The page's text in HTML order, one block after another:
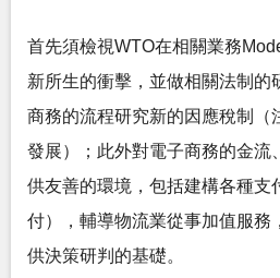
首先須檢視WTO在相關業務
新所生的衝擊，並做相關法制的
商務的流程研究新的因應稅制（
發展）；此外對電子商務的金流
供友善的環境，包括建構各種支
付），輔導物流業從事加值服務
供決策研判的基礎。